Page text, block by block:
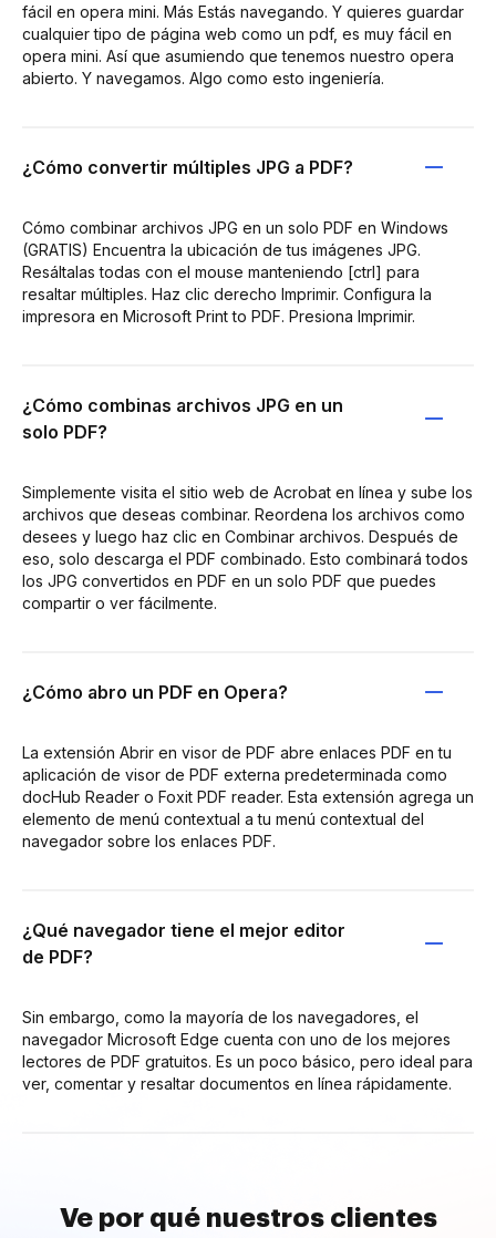
fácil en opera mini. Más Estás navegando. Y quieres guardar
cualquier tipo de página web como un pdf, es muy fácil en
opera mini. Así que asumiendo que tenemos nuestro opera
abierto. Y navegamos. Algo como esto ingeniería.
¿Cómo convertir múltiples JPG a PDF?
Cómo combinar archivos JPG en un solo PDF en Windows
(GRATIS) Encuentra la ubicación de tus imágenes JPG.
Resáltalas todas con el mouse manteniendo [ctrl] para
resaltar múltiples. Haz clic derecho Imprimir. Configura la
impresora en Microsoft Print to PDF. Presiona Imprimir.
¿Cómo combinas archivos JPG en un
solo PDF?
Simplemente visita el sitio web de Acrobat en línea y sube los
archivos que deseas combinar. Reordena los archivos como
desees y luego haz clic en Combinar archivos. Después de
eso, solo descarga el PDF combinado. Esto combinará todos
los JPG convertidos en PDF en un solo PDF que puedes
compartir o ver fácilmente.
¿Cómo abro un PDF en Opera?
La extensión Abrir en visor de PDF abre enlaces PDF en tu
aplicación de visor de PDF externa predeterminada como
docHub Reader o Foxit PDF reader. Esta extensión agrega un
elemento de menú contextual a tu menú contextual del
navegador sobre los enlaces PDF.
¿Qué navegador tiene el mejor editor
de PDF?
Sin embargo, como la mayoría de los navegadores, el
navegador Microsoft Edge cuenta con uno de los mejores
lectores de PDF gratuitos. Es un poco básico, pero ideal para
ver, comentar y resaltar documentos en línea rápidamente.
Ve por qué nuestros clientes